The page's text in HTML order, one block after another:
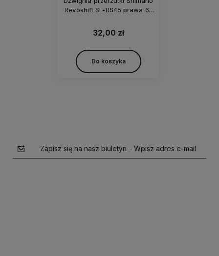
Revoshift SL-RS45 prawa 6-
32,00 zł
Do koszyka
Zapisz się na nasz biuletyn – Wpisz adres e-mail